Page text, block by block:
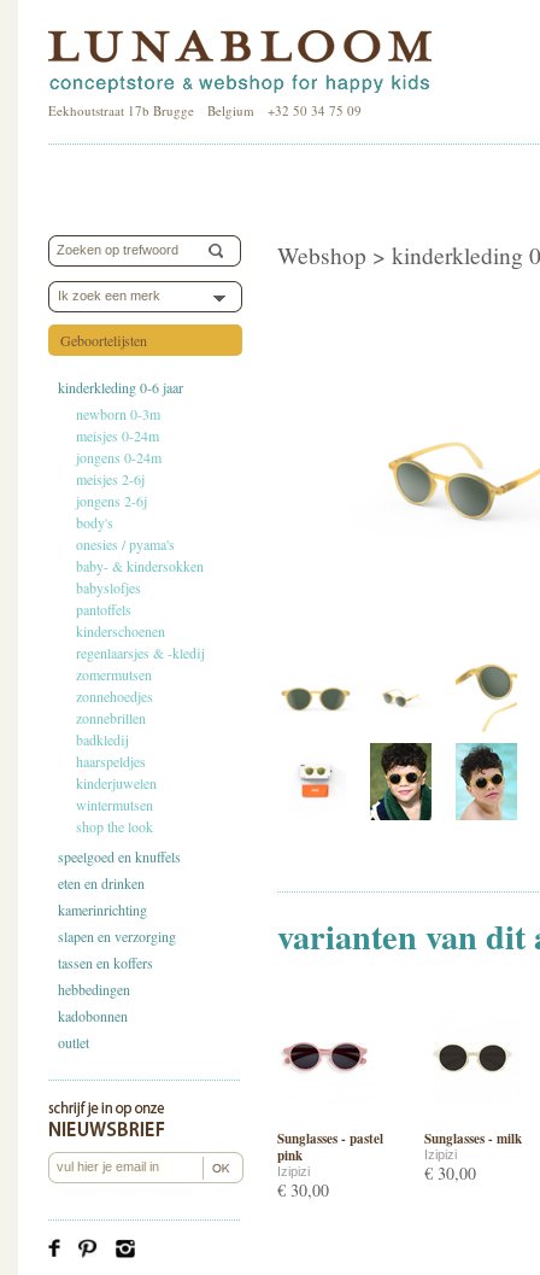
Eekhoutstraat 17b Brugge Belgium +32 50 34 75 09
Ik zoek een merk
Geboortelijsten
kinderkleding 0-6 jaar
newborn 0-3m
meisjes 0-24m
jongens 0-24m
meisjes 2-6j
jongens 2-6j
body's
onesies / pyama's
baby- & kindersokken
babyslofjes
pantoffels
kinderschoenen
regenlaarsjes & -kledij
zomermutsen
zonnehoedjes
zonnebrillen
badkledij
haarspeldjes
kinderjuwelen
wintermutsen
shop the look
speelgoed en knuffels
eten en drinken
kamerinrichting
slapen en verzorging
tassen en koffers
hebbedingen
kadobonnen
outlet
Webshop > kinderkleding
varianten van
Sunglasses - pastel
pink
Izipizi
€ 30,00
Sunglasses - milk
Izipizi
€ 30,00